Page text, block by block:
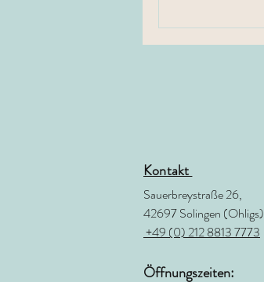
Kontakt
Sauerbreystraße 26,
42697 Solingen (Ohligs)
+49 (0) 212 8813 7773
Öffnungszeiten: